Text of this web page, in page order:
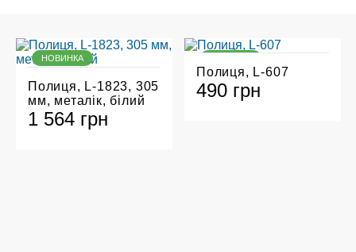
НОВИНКА
Полиця, L-1823, 305
мм, металік, білий
1 564 грн
Полиця, L-607
490 грн